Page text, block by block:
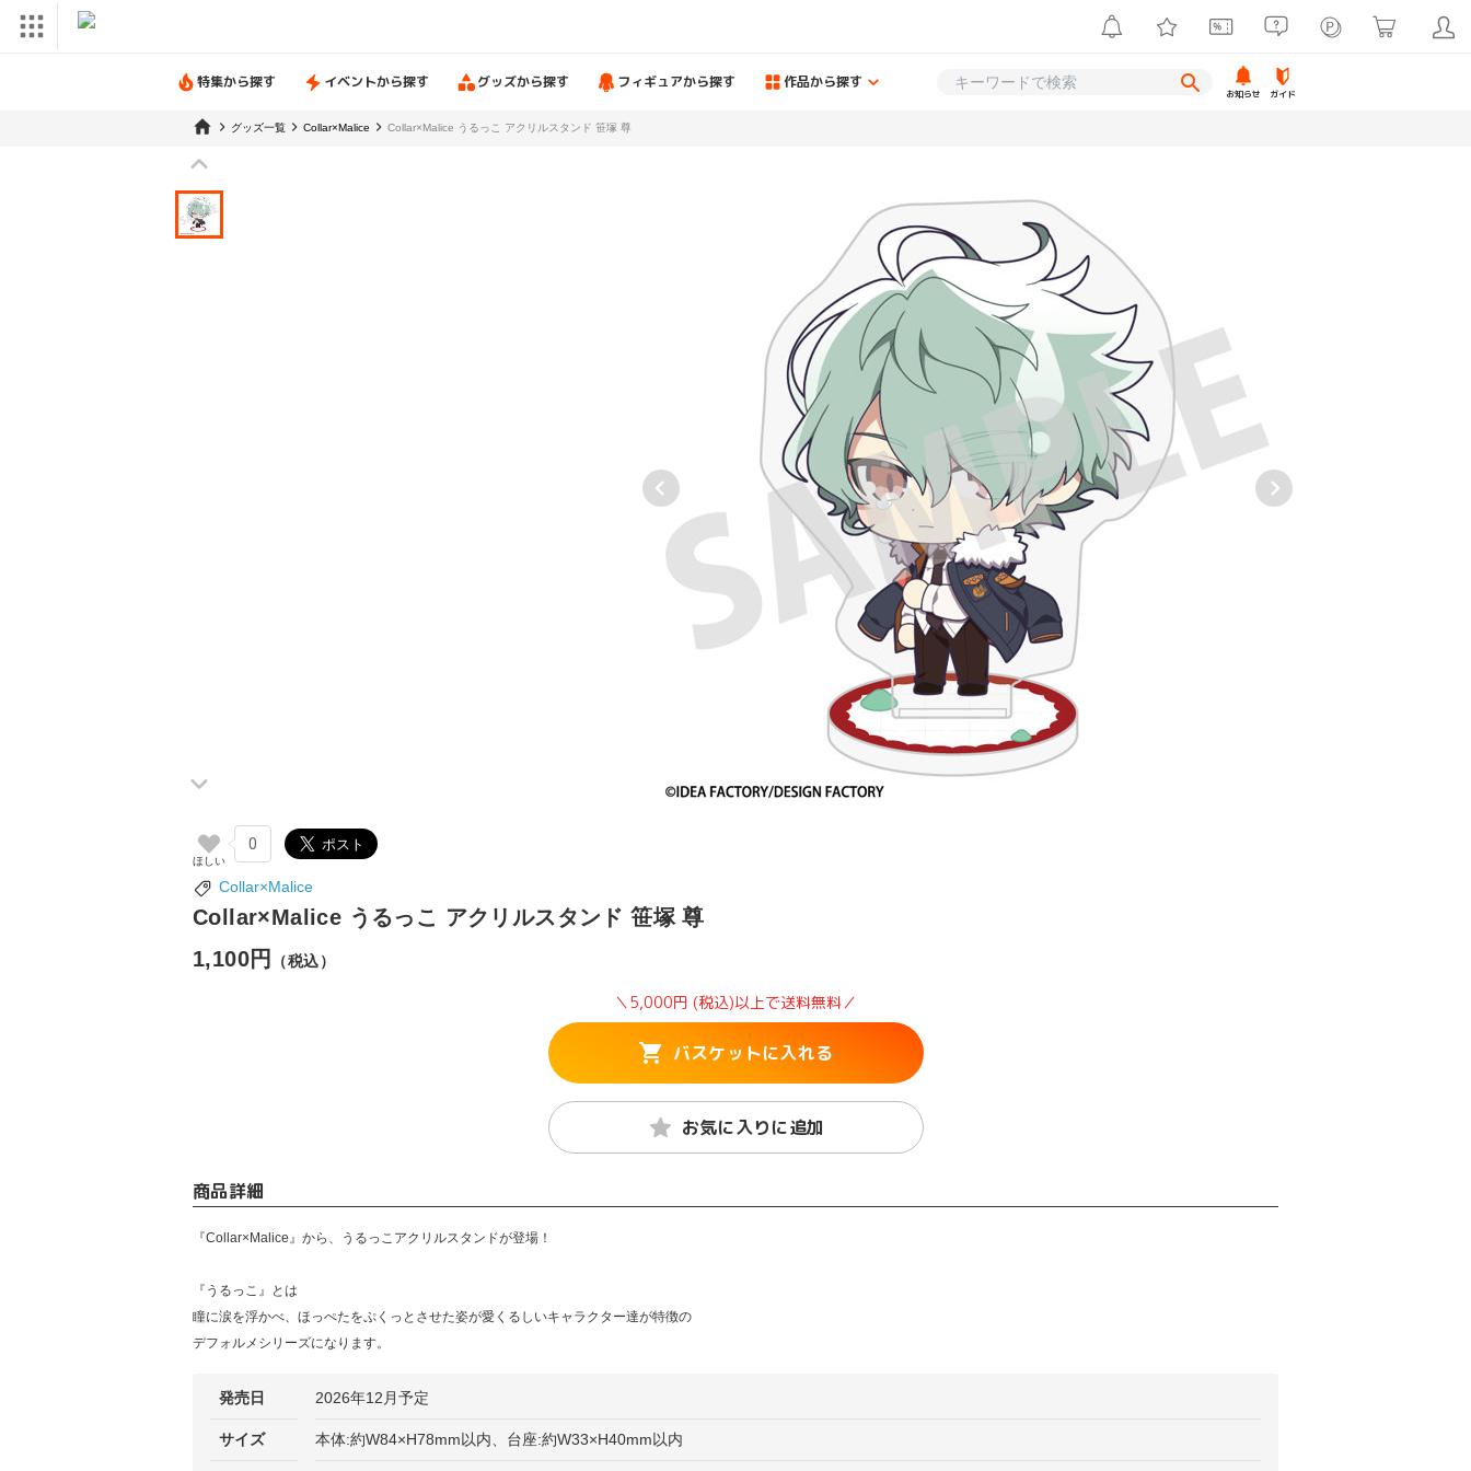
特集から探す イベントから探す グッズから探す フィギュアから探す 作品から探す
お知らせ ガイド
グッズ一覧 Collar×Malice Collar×Malice うるっこ アクリルスタンド 笹塚 尊
0
Collar×Malice
Collar×Malice うるっこ アクリルスタンド 笹塚 尊
1,100円
（税込）
＼5,000円 (税込)以上で送料無料／
バスケットに入れる
お気に入りに追加
商品詳細
『Collar×Malice』から、うるっこアクリルスタンドが登場！
『うるっこ』とは
瞳に涙を浮かべ、ほっぺたをぷくっとさせた姿が愛くるしいキャラクター達が特徴の
デフォルメシリーズになります。
発売日 2026年12月予定
サイズ 本体:約W84×H78mm以内、台座:約W33×H40mm以内